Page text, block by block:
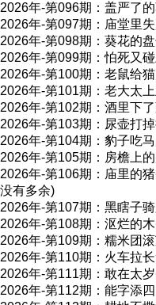
2026年-第096期：盖严了
2026年-第097期：庙堂里
2026年-第098期：葵花的
2026年-第099期：怕死又
2026年-第100期：老鼠给
2026年-第101期：老大太
2026年-第102期：酒里下
2026年-第103期：尿壶打
2026年-第104期：豹子吃
2026年-第105期：房檐上
2026年-第106期：庙里的
没有多余)
2026年-第107期：黑瞎子
2026年-第108期：沤烂的
2026年-第109期：糯米团
2026年-第110期：火车拉
2026年-第111期：敢在太
2026年-第112期：能字添